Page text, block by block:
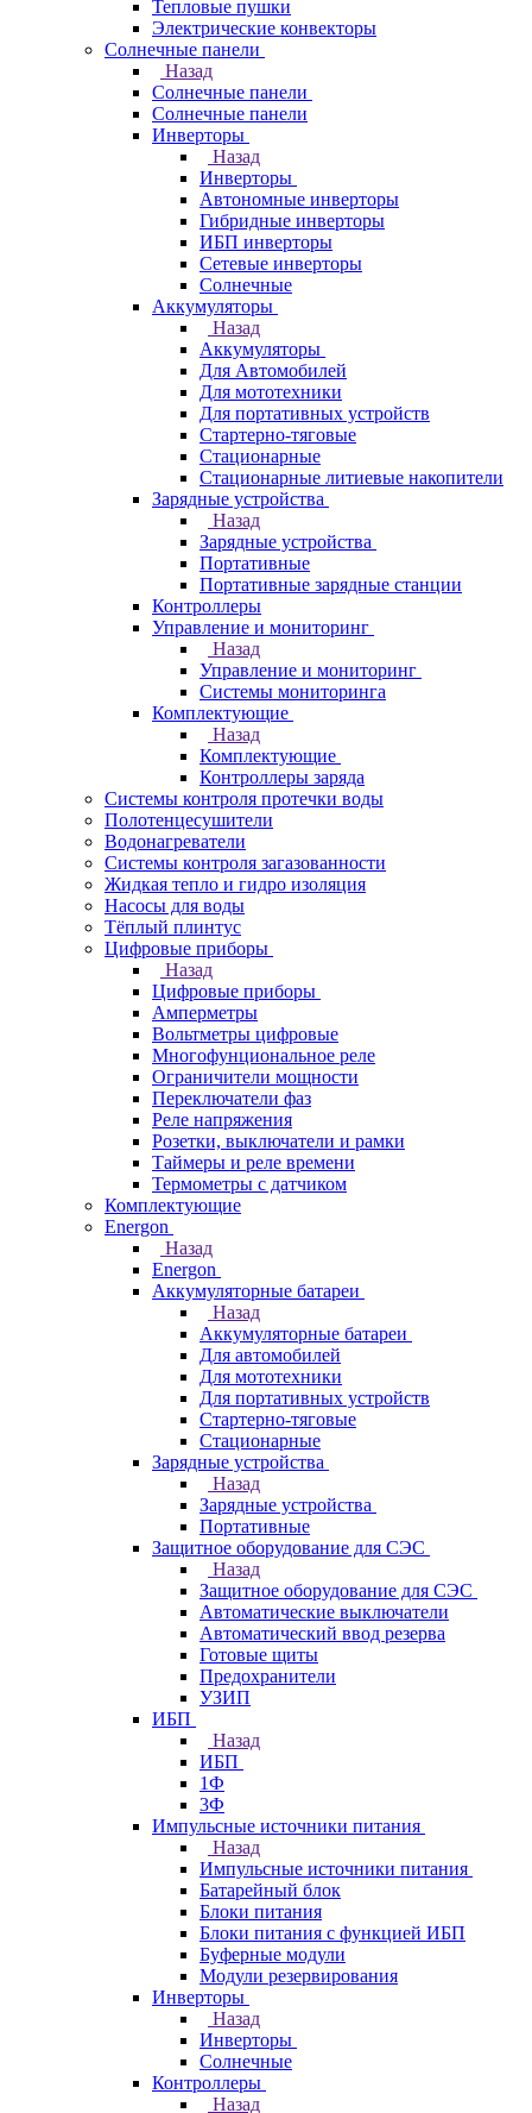
Тепловые пушки
Электрические конвекторы
Солнечные панели
Назад
Солнечные панели
Солнечные панели
Инверторы
Назад
Инверторы
Автономные инверторы
Гибридные инверторы
ИБП инверторы
Сетевые инверторы
Солнечные
Аккумуляторы
Назад
Аккумуляторы
Для Автомобилей
Для мототехники
Для портативных устройств
Стартерно-тяговые
Стационарные
Стационарные литиевые накопители
Зарядные устройства
Назад
Зарядные устройства
Портативные
Портативные зарядные станции
Контроллеры
Управление и мониторинг
Назад
Управление и мониторинг
Системы мониторинга
Комплектующие
Назад
Комплектующие
Контроллеры заряда
Системы контроля протечки воды
Полотенцесушители
Водонагреватели
Системы контроля загазованности
Жидкая тепло и гидро изоляция
Насосы для воды
Тёплый плинтус
Цифровые приборы
Назад
Цифровые приборы
Амперметры
Вольтметры цифровые
Многофунциональное реле
Ограничители мощности
Переключатели фаз
Реле напряжения
Розетки, выключатели и рамки
Таймеры и реле времени
Термометры c датчиком
Комплектующие
Energon
Назад
Energon
Аккумуляторные батареи
Назад
Аккумуляторные батареи
Для автомобилей
Для мототехники
Для портативных устройств
Стартерно-тяговые
Стационарные
Зарядные устройства
Назад
Зарядные устройства
Портативные
Защитное оборудование для СЭС
Назад
Защитное оборудование для СЭС
Автоматические выключатели
Автоматический ввод резерва
Готовые щиты
Предохранители
УЗИП
ИБП
Назад
ИБП
1Ф
3Ф
Импульсные источники питания
Назад
Импульсные источники питания
Батарейный блок
Блоки питания
Блоки питания с функцией ИБП
Буферные модули
Модули резервирования
Инверторы
Назад
Инверторы
Солнечные
Контроллеры
Назад